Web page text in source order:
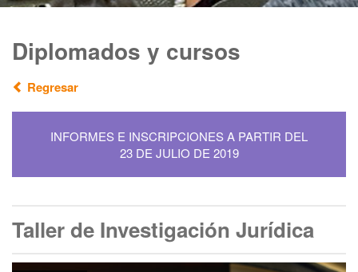
Diplomados y cursos
Regresar
INFORMES E INSCRIPCIONES A PARTIR DEL
23 DE JULIO DE 2019
Taller de Investigación Jurídica